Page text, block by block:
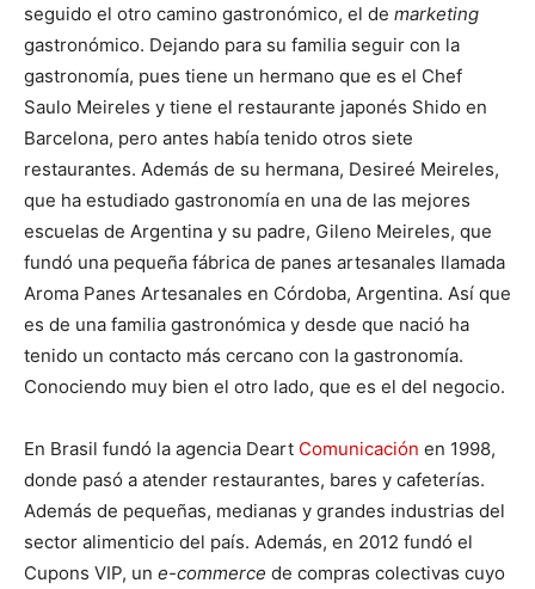
seguido el otro camino gastronómico, el de marketing
gastronómico. Dejando para su familia seguir con la
gastronomía, pues tiene un hermano que es el Chef
Saulo Meireles y tiene el restaurante japonés Shido en
Barcelona, pero antes había tenido otros siete
restaurantes. Además de su hermana, Desireé Meireles,
que ha estudiado gastronomía en una de las mejores
escuelas de Argentina y su padre, Gileno Meireles, que
fundó una pequeña fábrica de panes artesanales llamada
Aroma Panes Artesanales en Córdoba, Argentina. Así que
es de una familia gastronómica y desde que nació ha
tenido un contacto más cercano con la gastronomía.
Conociendo muy bien el otro lado, que es el del negocio.
En Brasil fundó la agencia Deart Comunicación en 1998,
donde pasó a atender restaurantes, bares y cafeterías.
Además de pequeñas, medianas y grandes industrias del
sector alimenticio del país. Además, en 2012 fundó el
Cupons VIP, un e-commerce de compras colectivas cuyo